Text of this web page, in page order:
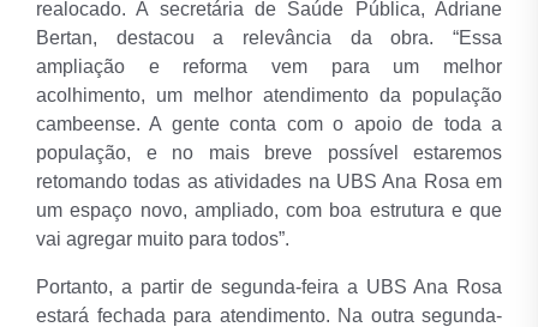
realocado. A secretária de Saúde Pública, Adriane
Bertan, destacou a relevância da obra. “Essa
ampliação e reforma vem para um melhor
acolhimento, um melhor atendimento da população
cambeense. A gente conta com o apoio de toda a
população, e no mais breve possível estaremos
retomando todas as atividades na UBS Ana Rosa em
um espaço novo, ampliado, com boa estrutura e que
vai agregar muito para todos”.
Portanto, a partir de segunda-feira a UBS Ana Rosa
estará fechada para atendimento. Na outra segunda-